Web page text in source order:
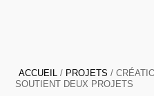
ACCUEIL / PROJETS /
SOUTIENT DEUX PROJETS